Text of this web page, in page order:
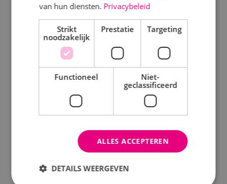
Markt
Kantoren
Onderwijs
Woningbouw
In opdracht
Uitgelicht
Klimaatinstallaties
WKO systeem
Energiemonitoring
Brandmeldinstallatie
van hun diensten. Privacybeleid
Strikt
noodzakelijk
Prestatie Targeting
Functioneel
Niet-
geclassificeerd
ALLES ACCEPTEREN
DETAILS WEERGEVEN